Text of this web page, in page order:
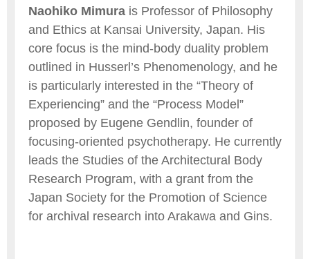
Naohiko Mimura is Professor of Philosophy
and Ethics at Kansai University, Japan. His
core focus is the mind-body duality problem
outlined in Husserl’s Phenomenology, and he
is particularly interested in the “Theory of
Experiencing” and the “Process Model”
proposed by Eugene Gendlin, founder of
focusing-oriented psychotherapy. He currently
leads the Studies of the Architectural Body
Research Program, with a grant from the
Japan Society for the Promotion of Science
for archival research into Arakawa and Gins.